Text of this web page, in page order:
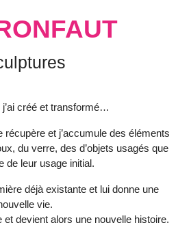
j’ai créé et transformé…
récupère et j’accumule des éléments
du verre, des d’objets usagés que
de leur usage initial.
déjà existante et lui donne une
vie.
devient alors une nouvelle histoire.